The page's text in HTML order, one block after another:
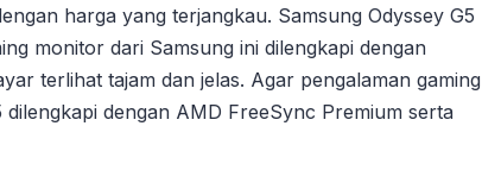
harga yang terjangkau. Samsung Odyssey G5
monitor dari Samsung ini dilengkapi dengan
terlihat tajam dan jelas. Agar pengalaman gaming
dengan AMD FreeSync Premium serta